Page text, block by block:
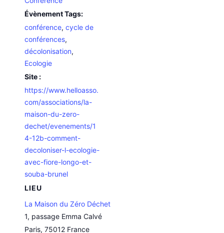
Évènement Tags:
conférence,cycle de
conférences,
décolonisation,
Ecologie
Site :
https://www.helloasso.
com/associations/la-
maison-du-zero-
dechet/evenements/1
4-12b-comment-
decoloniser-l-ecologie-
avec-fiore-longo-et-
souba-brunel
LIEU
La Maison du Zéro Déchet
1, passage Emma Calvé
Paris, 75012 France